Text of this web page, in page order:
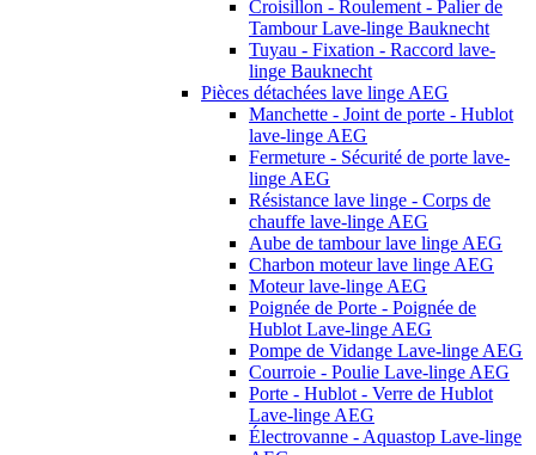
Croisillon - Roulement - Palier de
Tambour Lave-linge Bauknecht
Tuyau - Fixation - Raccord lave-
linge Bauknecht
Pièces détachées lave linge AEG
Manchette - Joint de porte - Hublot
lave-linge AEG
Fermeture - Sécurité de porte lave-
linge AEG
Résistance lave linge - Corps de
chauffe lave-linge AEG
Aube de tambour lave linge AEG
Charbon moteur lave linge AEG
Moteur lave-linge AEG
Poignée de Porte - Poignée de
Hublot Lave-linge AEG
Pompe de Vidange Lave-linge AEG
Courroie - Poulie Lave-linge AEG
Porte - Hublot - Verre de Hublot
Lave-linge AEG
Électrovanne - Aquastop Lave-linge